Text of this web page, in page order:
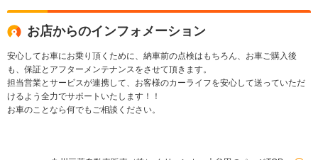
お店からのインフォメーション
安心してお車にお乗り頂くために、納車前の点検はもちろん、お車ご購入後
も、保証とアフターメンテナンスをさせて頂きます。
担当営業とサービスが連携して、お客様のカーライフを安心して送っていただ
けるよう全力でサポートいたします！！
お車のことなら何でもご相談ください。